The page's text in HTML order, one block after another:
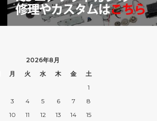
2026年8月
月 火 水 木 金
土
1
3 4 5 6 7
8
10 11 12 13 14
15